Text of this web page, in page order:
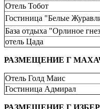
Отель Тобот
Гостиница "Белые
База отдыха "Орлиное
отель Цада
РАЗМЕЩЕНИЕ Г
Отель Голд Маис
Гостиница Адмирал
РАЗМЕЩЕНИЕ Г